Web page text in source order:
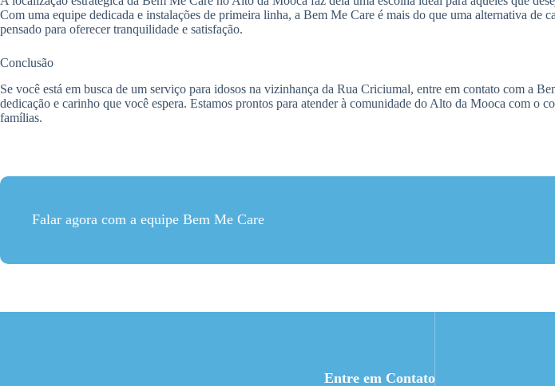
Com uma equipe dedicada e instalações de primeira linha, a Bem Me Care é mais do que uma alternativa de
pensado para oferecer tranquilidade e satisfação.
Conclusão
Se você está em busca de um serviço para idosos na vizinhança da Rua Criciumal, entre em contato com a
dedicação e carinho que você espera. Estamos prontos para atender à comunidade do Alto da Mooca com o
famílias.
Falar agora com a equipe Bem Me Care
Entre em Contato